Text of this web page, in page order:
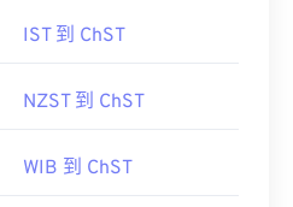
IST 到 ChST
NZST 到 ChST
WIB 到 ChST